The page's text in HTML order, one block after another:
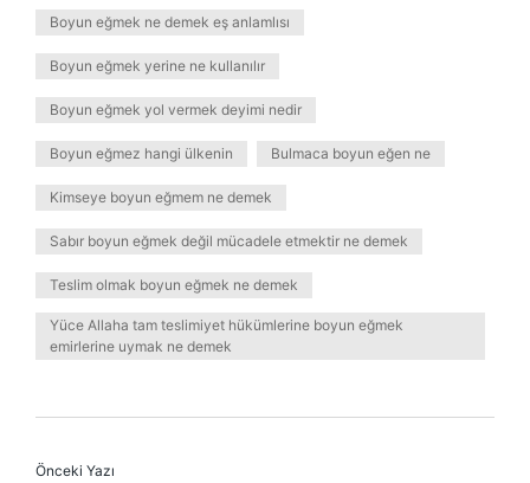
Boyun eğmek ne demek eş anlamlısı
Boyun eğmek yerine ne kullanılır
Boyun eğmek yol vermek deyimi nedir
Boyun eğmez hangi ülkenin Bulmaca boyun eğen ne
Kimseye boyun eğmem ne demek
Sabır boyun eğmek değil mücadele etmektir ne demek
Teslim olmak boyun eğmek ne demek
Yüce Allaha tam teslimiyet hükümlerine boyun eğmek
emirlerine uymak ne demek
Önceki Yazı